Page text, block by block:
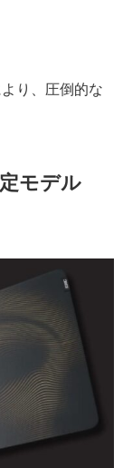
り、圧倒的な
モデル